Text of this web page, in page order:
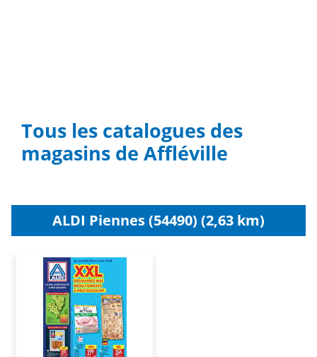
Tous les catalogues des
magasins de Affléville
ALDI Piennes (54490) (2,63 km)